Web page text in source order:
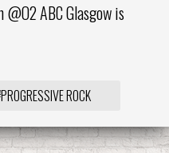
@O2 ABC Glasgow is
ROCK